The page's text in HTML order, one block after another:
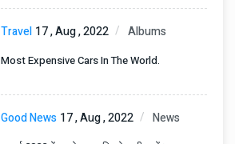
Travel 17 , Aug , 2022 Albums
Most Expensive Cars In The World.
Good News 17 , Aug , 2022 News